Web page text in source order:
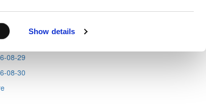
Show details
08-11
08-12
08-13
08-29
08-30